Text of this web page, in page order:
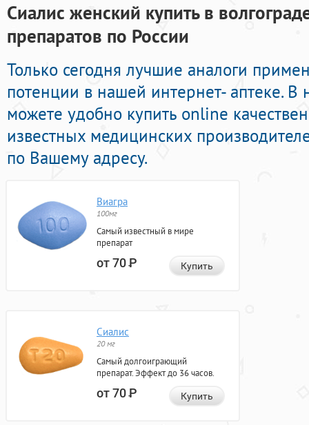
Сиалис женский купить в
препаратов по России
Только сегодня лучшие аналоги
потенции в нашей интернет- аптеке.
можете удобно купить online
известных медицинских
по Вашему адресу.
Виагра
100мг
Самый известный в мире
препарат
от 70Р Купить
Сиалис
20 мг
Самый долгоиграющий
препарат. Эффект до 36 часов.
от 70Р Купить